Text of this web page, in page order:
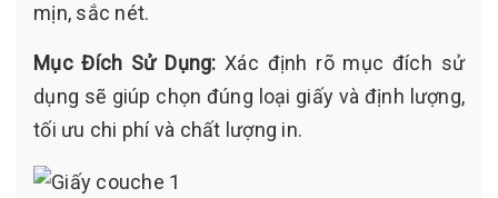
mịn, sắc nét.
Mục Đích Sử Dụng: Xác định rõ mục đích sử
dụng sẽ giúp chọn đúng loại giấy và định lượng,
tối ưu chi phí và chất lượng in.